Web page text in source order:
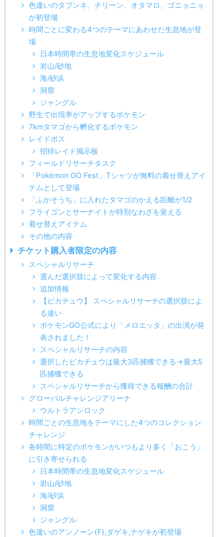
※2021年6月14日（月）公開
「Pokémon GO Fest 2021」開催！初登場の
色違いはタブンネ、チリーン、オタマロ、ゴニ
ョニョ、アンノーン(F)、ダゲキ、ナゲキ！幻
のポケモンはメロエッタ？
※2021年5月28日（金）公開
色違いのタブンネ、チリーン、オタマロ、ゴニョニョ
が初登場
時間ごとに変わる4つのテーマにあわせた生息地が登
場
日本時間帯の生息地変化スケジュール
岩山/砂地
海/砂浜
洞窟
ジャングル
野生で出現率がアップするポケモン
7kmタマゴから孵化するポケモン
レイドボス
招待レイド掲示板
フィールドリサーチタスク
「Pokémon GO Fest」Tシャツが無料の着せ替えアイ
テムとして登場
「ふかそうち」に入れたタマゴのかえる距離が1/2
フライゴンとサーナイトが特別なわざを覚える
着せ替えアイテム
その他の内容
チケット購入者限定の内容
スペシャルリサーチ
選んだ選択肢によって変化する内容
追加情報
【ピカチュウ】 スペシャルリサーチの選択肢によ
る違い
ポケモンGO公式により「メロエッタ」の出演が発
表されました！
スペシャルリサーチの内容
選択したピカチュウは最大3匹捕獲できる→最大5
匹捕獲できる
スペシャルリサーチから獲得できる報酬の合計
グローバルチャレンジアリーナ
ウルトラアンロック
時間ごとの生息地をテーマにした4つのコレクション
チャレンジ
各時間に特定のポケモンがいつもより多く「おこう」
に引き寄せられる
日本時間帯の生息地変化スケジュール
岩山/砂地
海/砂浜
洞窟
ジャングル
色違いのアンノーン(F),ダゲキ,ナゲキが初登場